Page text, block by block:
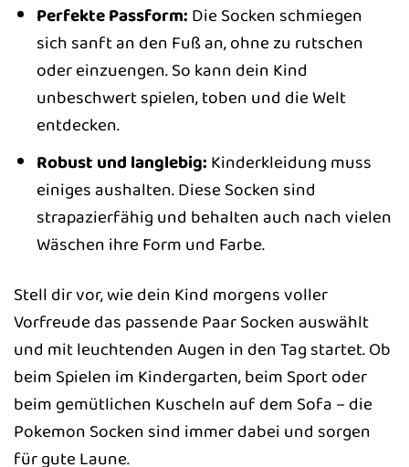
Perfekte Passform: Die Socken schmiegen
sich sanft an den Fuß an, ohne zu rutschen
oder einzuengen. So kann dein Kind
unbeschwert spielen, toben und die Welt
entdecken.
Robust und langlebig: Kinderkleidung muss
einiges aushalten. Diese Socken sind
strapazierfähig und behalten auch nach vielen
Wäschen ihre Form und Farbe.
Stell dir vor, wie dein Kind morgens voller
Vorfreude das passende Paar Socken auswählt
und mit leuchtenden Augen in den Tag startet. Ob
beim Spielen im Kindergarten, beim Sport oder
beim gemütlichen Kuscheln auf dem Sofa – die
Pokemon Socken sind immer dabei und sorgen
für gute Laune.